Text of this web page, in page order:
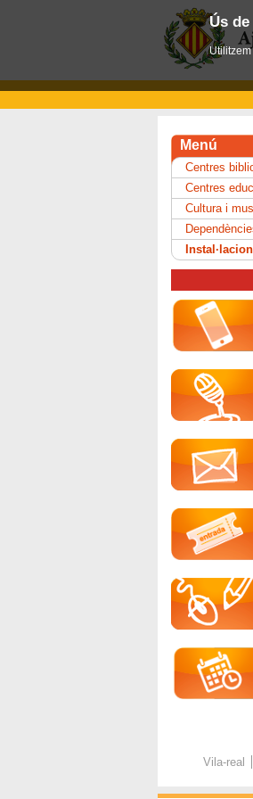
Menú
Centres
Centres
Cultura i
Vila-real
Ús